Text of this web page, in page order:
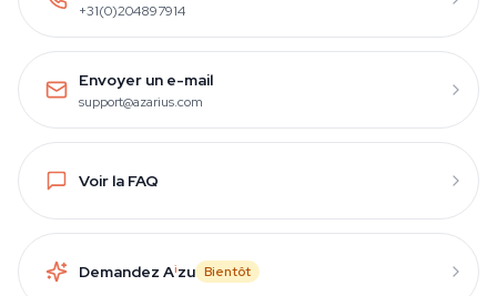
+31(0)204897914
Envoyer un e-mail
support@azarius.com
Voir la FAQ
Demandez Aizu Bientôt